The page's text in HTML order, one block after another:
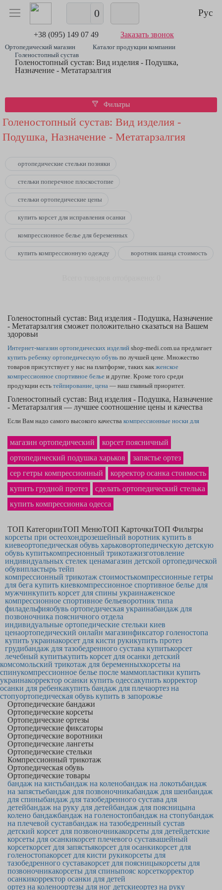
0 Рус
+38 (095) 149 07 49 Заказать звонок
Ортопедический магазин
Каталог продукции компании
Голеностопный сустав
Голеностопный сустав: Вид изделия - Подушка,
Назначение - Метатарзалгия
Фильтры
Голеностопный сустав: Вид изделия -
Подушка, Назначение - Метатарзалгия
ортопедические стельки позняки
стельки поперечное плоскостопие
стельки ортопедические цены
купить корсет для исправления осанки
компрессионное белье для беременных
купить компрессионную одежду воротник шанца стоимость
Голеностопный сустав: Вид изделия - Подушка, Назначение
- Метатарзалгия сможет положительно сказаться на Вашем
здоровьи
Интернет-магазин ортопедических изделий shop-medi.com.ua предлагает
купить ребенку ортопедическую обувь по лучшей цене. Множество
товаров присутствует у нас на платформе, таких как женское
компрессионное спортивное белье и другие. Кроме того среди
продукции есть тейпирование, цена — наш главный приоритет.
Голеностопный сустав: Вид изделия - Подушка, Назначение
- Метатарзалгия — лучшее соотношение цены и качества
Если Вам надо самого высокого качества компрессионные носки для
каккорсет для спины поясничного отдела — купитьполучится, оформив
заказ. На нашем сайте самая приятнаястоимость корректора осанки
Житомире и по всей Украине. Фирменный
фиксатор для голеностопного
суставаоднозначно станет приобретением, о котором Вы не пожалеете.
магазин ортопедический
корсет поясничный
ортопедический подушка харьков
запястье ортез
cep гетры компрессионный
корректор осанка стоимость
купить грудной протез
сделать ортопедический стелька
купить компрессионка одесса
ТОП КатегорииТОП МенюТОП КарточкиТОП Фильтры
корсеты при остеохондрозешейный воротник купить в
киевеортопедическая обувь харьковортопедическую детскую
обувь купитькомпресионный трикотажизготовление
индивидуальных стелек ценамагазин детской ортопедической
обувипластырь тейп
компрессионный трикотаж стоимостькомпрессионные гетры
для бега купить киевкомпрессионное спортивное белье для
мужчинкупить корсет для спины украинаженское
компрессионное спортивное бельеворотник типа
филадельфияобувь ортопедическая украинабандаж для
позвоночника поясничного отдела
индивидуальные ортопедические стельки киев
ценаортопедический онлайн магазинфиксатор голеностопа
купить украинакорсет для кисти рукикупить протез
грудибандаж для тазобедренного сустава купитькорсет
лечебный купитькупить корсет для осанки детский
комсомольский трикотаж для беременныхкорсеты на
спинукомпрессионное белье после маммопластики купить
украинакорректор осанки купить одессакупить корректор
осанки для ребенкакупить бандаж для плечаортез на
стопуортопедическая обувь купить в запорожье
Ортопедические бандажи
Ортопедические корсеты
Ортопедические ортезы
Ортопедические фиксаторы
Ортопедические воротники
Ортопедические лангеты
Ортопедические стельки
Компрессионный трикотаж
Ортопедическая обувь
Ортопедические товары
бандаж на кистьбандаж на коленобандаж на локотьбандаж
на запястьебандаж для позвоночникабандаж для шеибандаж
для спиныбандаж для тазобедренного сустава для
детейбандаж на руку для детейбандаж для поясницына
колено бандажбандаж на голеностопбандаж на стопубандаж
на плечевой суставбандаж на тазобедренный сустав
детский корсет для позвоночникакорсеты для детейдетские
корсеты для осанкикорсет плечевого суставашейный
корсеткорсет для запястьякорсет для осанкикорсет для
голеностопакорсет для кисти рукикорсеты для
тазобедренного суставакорсет для поясницыкорсеты для
позвоночникакорсеты для спиныпояс корсеткорректор
осанкикорректор осанки для детей
ортез на коленоортезы для ног детскиеортез на руку